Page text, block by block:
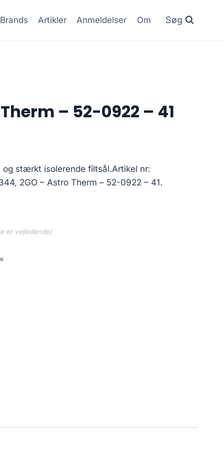
Brands Artikler Anmeldelser Om Søg
– 52-0922 – 41
og stærkt isolerende filtsål.Artikel nr:
2GO – Astro Therm – 52-0922 – 41.
er vejledende)